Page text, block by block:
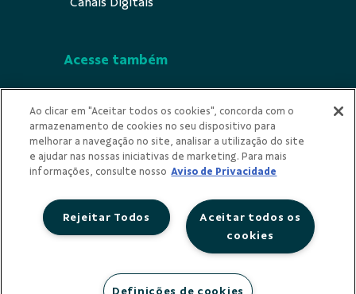
Acesse também
Indícios de Ilicitude
Privacidade
Ao clicar em "Aceitar todos os cookies", concorda com o
armazenamento de cookies no seu dispositivo para
melhorar a navegação no site, analisar a utilização do site
e ajudar nas nossas iniciativas de marketing. Para mais
informações, consulte nosso Aviso de Privacidade
Aceitar todos os
cookies
Rejeitar Todos
Definições de cookies